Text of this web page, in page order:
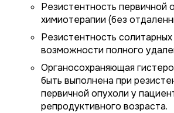
Резистентность первичной
химиотерапии (без
Резистентность
возможности полного
Органосохраняющая
быть выполнена при
первичной опухоли у
репродуктивного возраста.